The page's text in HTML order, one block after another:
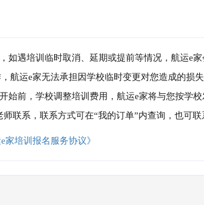
如遇培训临时取消、延期或提前等情况，航运e
航运e家无法承担因学校临时变更对您造成的损失
始前，学校调整培训费用，航运e家将与您按学
联系，联系方式可在“我的订单”内查询，也可联
e家培训报名服务协议》